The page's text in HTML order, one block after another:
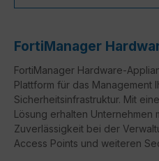
FortiManager
FortiManager Hardware-
Plattform für das Management
Sicherheitsinfrastruktur. Mit
Lösung erhalten Unternehmen
Zuverlässigkeit bei der
Access Points und weiteren